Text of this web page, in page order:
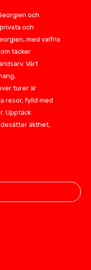
och
och
med valfria
täcker
Vårt
turer är
resor, fylld med
Upptäck
äkthet,